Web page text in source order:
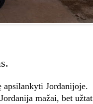
apsilankyti Jordanijoje.
mažai, bet užtat